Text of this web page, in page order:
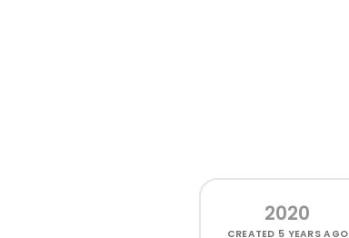
2020
CREATED 5 YEARS AGO